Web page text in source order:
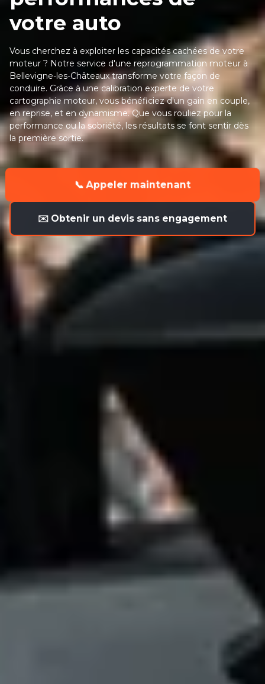
votre auto
Vous cherchez à exploiter les capacités cachées de votre
moteur ? Notre service d'une reprogrammation moteur à
Bellevigne-les-Châteaux transforme votre façon de
conduire. Grâce à une calibration experte de votre
cartographie moteur, vous bénéficiez d'un gain en couple,
en reprise, et en dynamisme. Que vous rouliez pour la
performance ou la sobriété, les résultats se font sentir dès
la première sortie.
📞 Appeler maintenant
✉️ Obtenir un devis sans engagement